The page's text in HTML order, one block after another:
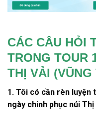
CÁC CÂU HỎI
TRONG TOUR
THỊ VẢI (VŨNG
1. Tôi có cần rèn luyện
ngày chinh phục núi